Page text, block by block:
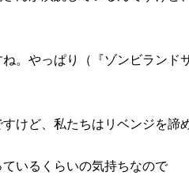
。やっぱり（『ゾンビランド
けど、私たちはリベンジを諦
いるくらいの気持ちなので